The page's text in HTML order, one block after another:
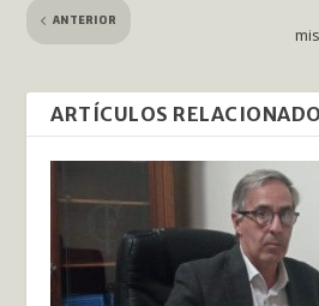
ANTERIOR
ARTÍCULOS